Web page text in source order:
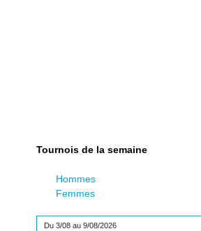
Tournois de la semaine
Hommes
Femmes
Du 3/08 au 9/08/2026